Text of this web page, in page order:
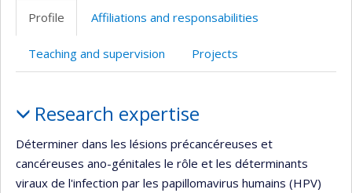
professionnelle
Profile Affiliations and responsabilities
Teaching and supervision Projects
Research expertise
Déterminer dans les lésions précancéreuses et
cancéreuses ano-génitales le rôle et les déterminants
viraux de l'infection par les papillomavirus humains (HPV)